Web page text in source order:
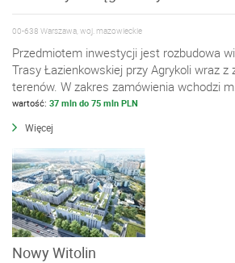
00-638 Warszawa, woj. mazowieckie
Przedmiotem inwestycji jest rozbudowa
Trasy Łazienkowskiej przy Agrykoli wraz
terenów. W zakres zamówienia wchodzi
wartość: 37 mln do 75 mln PLN
Więcej
Nowy Witolin